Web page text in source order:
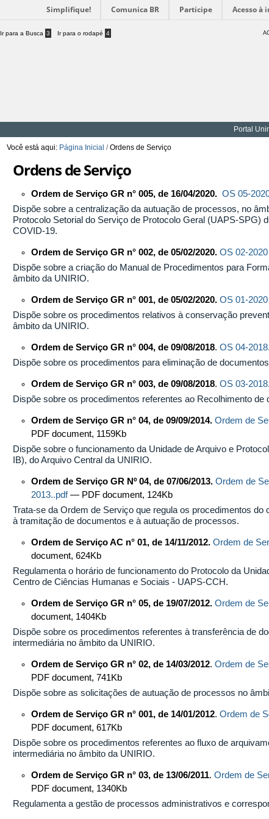
Simplifique! Comunica BR Participe Acesso à
Ir para a Busca 3 Ir para o rodapé 4
Portal
Você está aqui: Página Inicial /Ordens de Serviço
Ordens de Serviço
Ordem de Serviço GR n° 005, de 16/04/2020.OS 05-
Dispõe sobre a centralização da autuação de processos, no
Protocolo Setorial do Serviço de Protocolo Geral (UAPS-SPG)
COVID-19.
Ordem de Serviço GR n° 002, de 05/02/2020.OS 02-2020
Dispõe sobre a criação do Manual de Procedimentos para
âmbito da UNIRIO.
Ordem de Serviço GR n°001, de 05/02/2020.OS 01-2020
Dispõe sobre os procedimentos relativos à conservação
âmbito da UNIRIO.
Ordem de Serviço GR n° 004, de 09/08/2018.OS 04-
Dispõe sobre os procedimentos para eliminação de
Ordem de Serviço GR n° 003, de 09/08/2018.OS 03-
Dispõe sobre os procedimentos referentes ao Recolhimento
Ordem de Serviço GR n° 04, de 09/09/2014. Ordem de
PDF document, 1159Kb
Dispõe sobre o funcionamento da Unidade de Arquivo e
IB), do Arquivo Central da UNIRIO.
Ordem de Serviço GR Nº 04, de 07/06/2013. Ordem de
2013..pdf— PDF document, 124Kb
Trata-se da Ordem de Serviço que regula os procedimentos do
à tramitação de documentos e à autuação de processos.
Ordem de Serviço AC n° 01, de 14/11/2012. Ordem de
document, 624Kb
Regulamenta o horário de funcionamento do Protocolo da
Centro de Ciências Humanas e Sociais - UAPS-CCH.
Ordem de Serviço GR n° 05, de 19/07/2012. Ordem de
document, 1404Kb
Dispõe sobre os procedimentos referentes à transferência de
intermediária no âmbito da UNIRIO.
Ordem de Serviço GR n° 02, de 14/03/2012.Ordem de
PDF document, 741Kb
Dispõe sobre as solicitações de autuação de processos no
Ordem de Serviço GR n° 001, de 14/01/2012.Ordem de
PDF document, 617Kb
Dispõe sobre os procedimentos referentes ao fluxo de
intermediária no âmbito da UNIRIO.
Ordem de Serviço GR n° 03, de 13/06/2011.Ordem de
PDF document, 1340Kb
Regulamenta a gestão de processos administrativos e